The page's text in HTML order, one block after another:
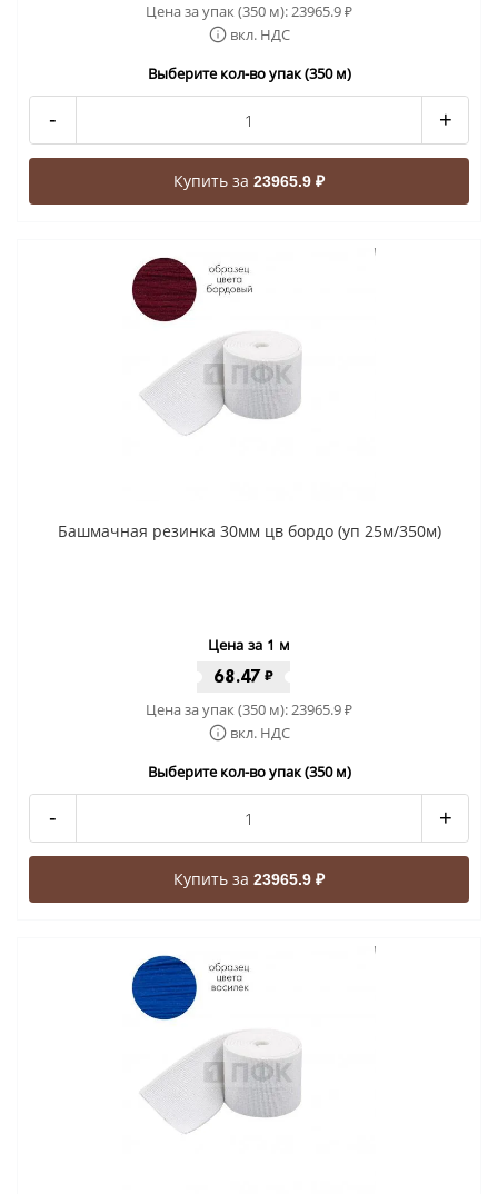
Цена за упак (350 м):23965.9₽
вкл. НДС
Выберите кол-во упак (350 м)
- +
Купить за 23965.9 ₽
Башмачная резинка 30мм цв бордо (уп 25м/350м)
Цена за 1 м
68.47₽
Цена за упак (350 м):23965.9₽
вкл. НДС
Выберите кол-во упак (350 м)
- +
Купить за 23965.9 ₽